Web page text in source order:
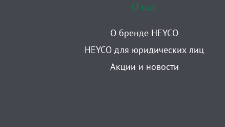
О нас
О бренде HEYCO
HEYCO для юридических лиц
Акции и новости